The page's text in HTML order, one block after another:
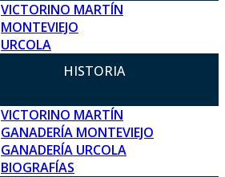
VICTORINO MARTÍN
MONTEVIEJO
URCOLA
HISTORIA
VICTORINO MARTÍN
GANADERÍA MONTEVIEJO
GANADERÍA URCOLA
BIOGRAFÍAS